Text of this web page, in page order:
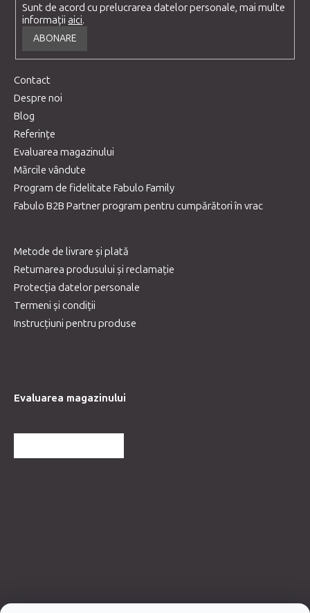
Sunt de acord cu prelucrarea datelor personale, mai multe
informațiiaici.
ABONARE
Contact
Despre noi
Blog
Referințe
Evaluarea magazinului
Mărcile vândute
Program de fidelitate Fabulo Family
Fabulo B2B Partner program pentru cumpărători în vrac
Metode de livrare și plată
Returnarea produsului și reclamație
Protecția datelor personale
Termeni și condiții
Instrucțiuni pentru produse
Evaluarea magazinului